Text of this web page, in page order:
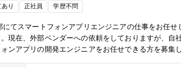
り 正社員 学歴不問
にてスマートフォンアプリエンジニアの仕事をお任
現在、外部ベンダーへの依頼をしておりますが、
ンアプリの開発エンジニアをお任せできる方を募集